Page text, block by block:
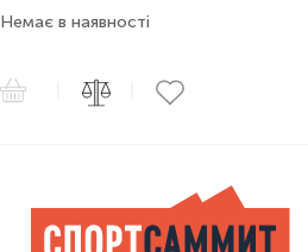
Немає в наявності